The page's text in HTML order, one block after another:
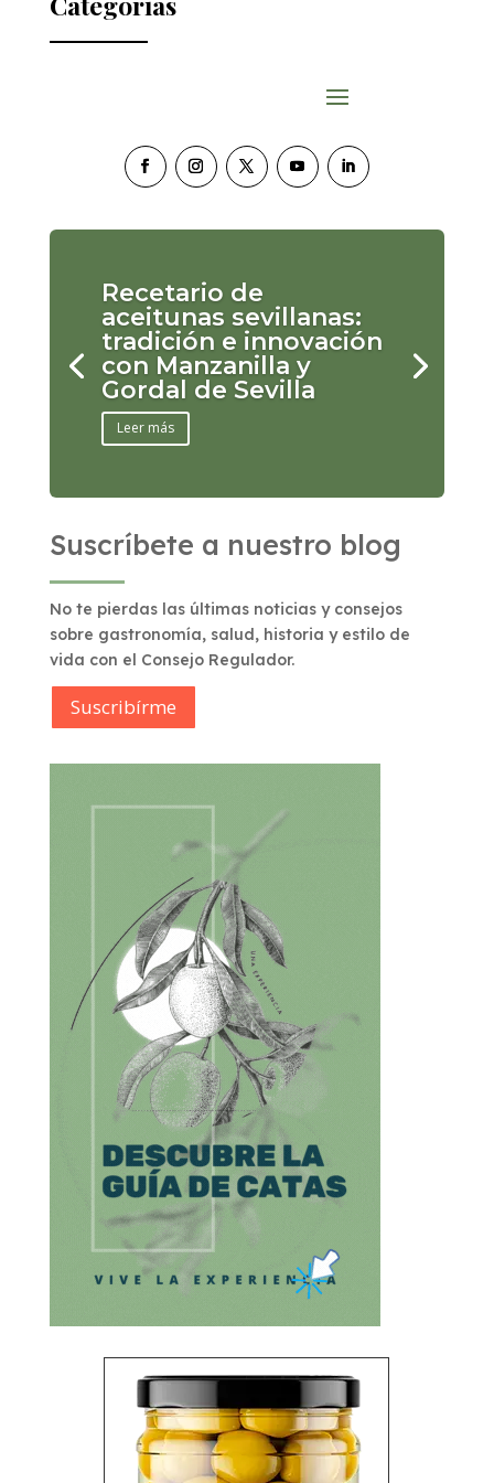
Recetario de
aceitunas sevillanas:
tradición e innovación
con Manzanilla y
Gordal de Sevilla
Leer más
Suscríbete a nuestro blog
No te pierdas las últimas noticias y consejos
sobre gastronomía, salud, historia y estilo de
vida con el Consejo Regulador.
Suscribírme